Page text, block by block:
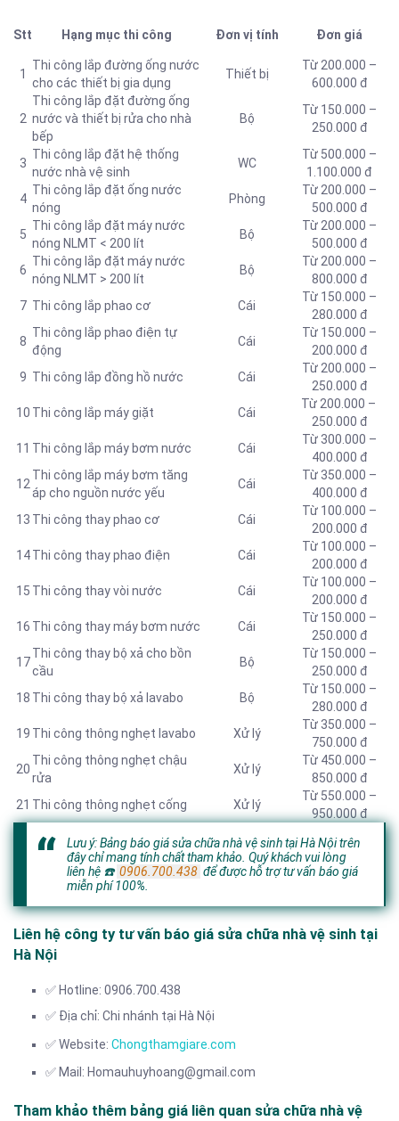
Stt Hạng mục thi công Đơn vị tính Đơn giá
1
Thi công lắp đường ống nước
cho các thiết bị gia dụng
Thiết bị
Từ 200.000 –
600.000 đ
2
Thi công lắp đặt đường ống
nước và thiết bị rửa cho nhà
bếp
Bộ
Từ 150.000 –
250.000 đ
3
Thi công lắp đặt hệ thống
nước nhà vệ sinh
WC
Từ 500.000 –
1.100.000 đ
4
Thi công lắp đặt ống nước
nóng
Phòng
Từ 200.000 –
500.000 đ
5
Thi công lắp đặt máy nước
nóng NLMT < 200 lít
Bộ
Từ 200.000 –
500.000 đ
6
Thi công lắp đặt máy nước
nóng NLMT > 200 lít
Bộ
Từ 200.000 –
800.000 đ
7 Thi công lắp phao cơ Cái
Từ 150.000 –
280.000 đ
8
Thi công lắp phao điện tự
động
Cái
Từ 150.000 –
200.000 đ
9 Thi công lắp đồng hồ nước Cái
Từ 200.000 –
250.000 đ
10 Thi công lắp máy giặt Cái
Từ 200.000 –
250.000 đ
11 Thi công lắp máy bơm nước Cái
Từ 300.000 –
400.000 đ
12
Thi công lắp máy bơm tăng
áp cho nguồn nước yếu
Cái
Từ 350.000 –
400.000 đ
13 Thi công thayphao cơ Cái
Từ 100.000 –
200.000 đ
14 Thi công thay phao điện Cái
Từ 100.000 –
200.000 đ
15 Thi công thay vòi nước Cái
Từ 100.000 –
200.000 đ
16 Thi công thay máy bơm nước Cái
Từ 150.000 –
250.000 đ
17
Thi công thay bộ xả cho bồn
cầu
Bộ
Từ 150.000 –
250.000 đ
18 Thi công thay bộ xả lavabo Bộ
Từ 150.000 –
280.000 đ
19 Thi công thông nghẹt lavabo Xử lý
Từ 350.000 –
750.000 đ
20
Thi công thông nghẹt chậu
rửa
Xử lý
Từ 450.000 –
850.000 đ
21 Thi công thông nghẹt cống Xử lý
Từ 550.000 –
950.000 đ
Lưu ý: Bảng báo giá sửa chữa nhà vệ sinh tại Hà Nội trên
đây chỉ mang tính chất tham khảo. Quý khách vui lòng
liên hệ ☎️ 0906.700.438 để được hỗ trợ tư vấn báo giá
miễn phí 100%.
Liên hệ công ty tư vấn báo giá sửa chữa nhà vệ sinh tại
Hà Nội
✅ Hotline: 0906.700.438
✅ Địa chỉ: Chi nhánh tại Hà Nội
✅ Website: Chongthamgiare.com
✅ Mail: Homauhuyhoang@gmail.com
Tham khảo thêm bảng giá liên quan sửa chữa nhà vệ